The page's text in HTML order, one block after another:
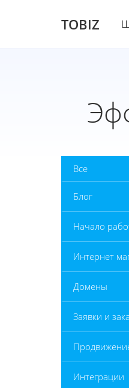
TOBIZ
Все
Блог
Начало
Интернет
Домены
Заявки и
Интеграции